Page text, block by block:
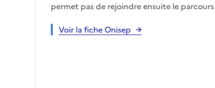
permet pas de rejoindre ensuite le
Voir la fiche Onisep